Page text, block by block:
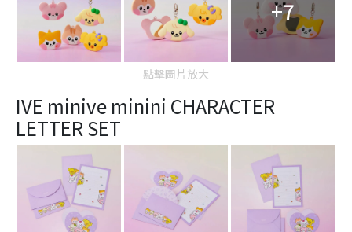
+7
點擊圖片放大
IVE minive minini CHARACTER
LETTER SET